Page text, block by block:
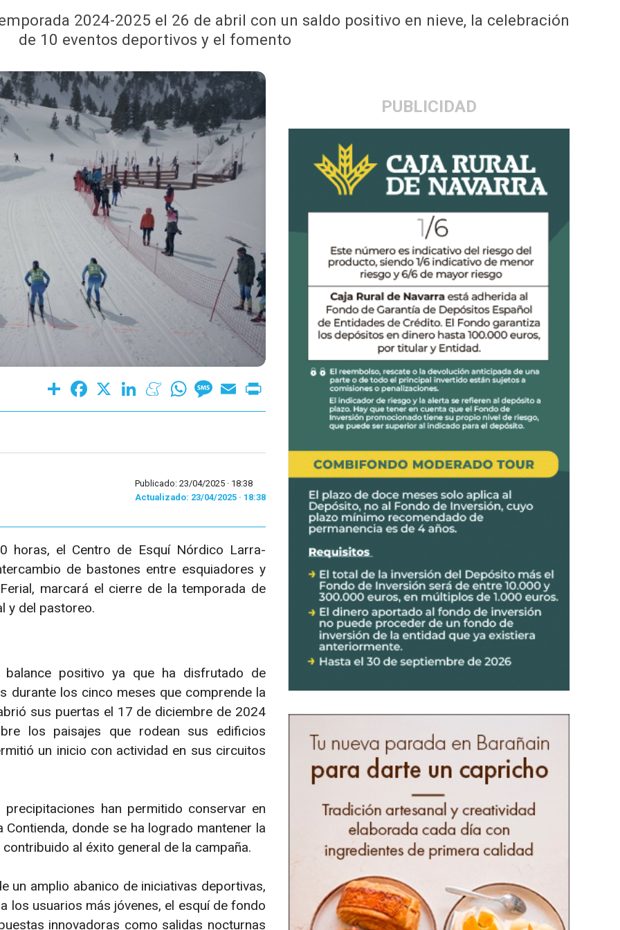
2024-2025 el 26 de abril con un saldo positivo en nieve, la celebración
de 10 eventos deportivos y el fomento
PUBLICIDAD
Share Facebook LinkedInMeneameWhatsAppMessage
Email
Publicado: 23/04/2025 · 18:38
Actualizado: 23/04/2025 · 18:38
horas, el Centro de Esquí Nórdico Larra-
de bastones entre esquiadores y
marcará el cierre de la temporada de
y del pastoreo.
positivo ya que ha disfrutado de
durante los cinco meses que comprende la
sus puertas el 17 de diciembre de 2024
los paisajes que rodean sus edificios
un inicio con actividad en sus circuitos
han permitido conservar en
donde se ha logrado mantener la
al éxito general de la campaña.
un amplio abanico de iniciativas deportivas,
los usuarios más jóvenes, el esquí de fondo
innovadoras como salidas nocturnas